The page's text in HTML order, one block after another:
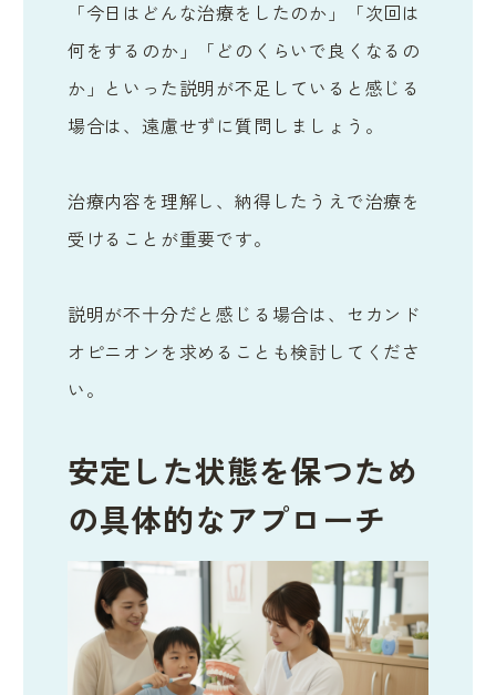
「今日はどんな治療をしたのか」「次回は
何をするのか」「どのくらいで良くなるの
か」といった説明が不足していると感じる
場合は、遠慮せずに質問しましょう。
治療内容を理解し、納得したうえで治療を
受けることが重要です。
説明が不十分だと感じる場合は、セカンド
オピニオンを求めることも検討してくださ
い。
安定した状態を保つため
の具体的なアプローチ